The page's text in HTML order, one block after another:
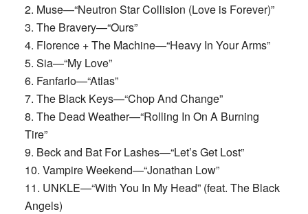
2. Muse—“Neutron Star Collision (Love is Forever)”
3. The Bravery—“Ours”
4. Florence + The Machine—“Heavy In Your Arms”
5. Sia—“My Love”
6. Fanfarlo—“Atlas”
7. The Black Keys—“Chop And Change”
8. The Dead Weather—“Rolling In On A Burning
Tire”
9. Beck and Bat For Lashes—“Let’s Get Lost”
10. Vampire Weekend—“Jonathan Low”
11. UNKLE—“With You In My Head” (feat. The Black
Angels)